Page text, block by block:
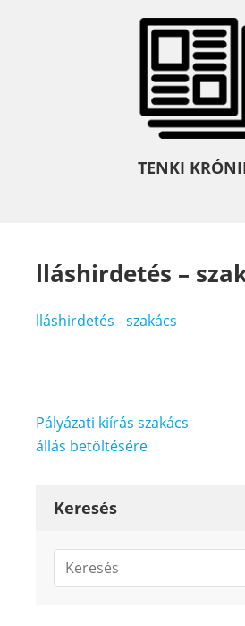
TENKI
lláshirdetés –
lláshirdetés - szakács
Bejegyzés
navigáció
Pályázati kiírás szakács
állás betöltésére
Keresés